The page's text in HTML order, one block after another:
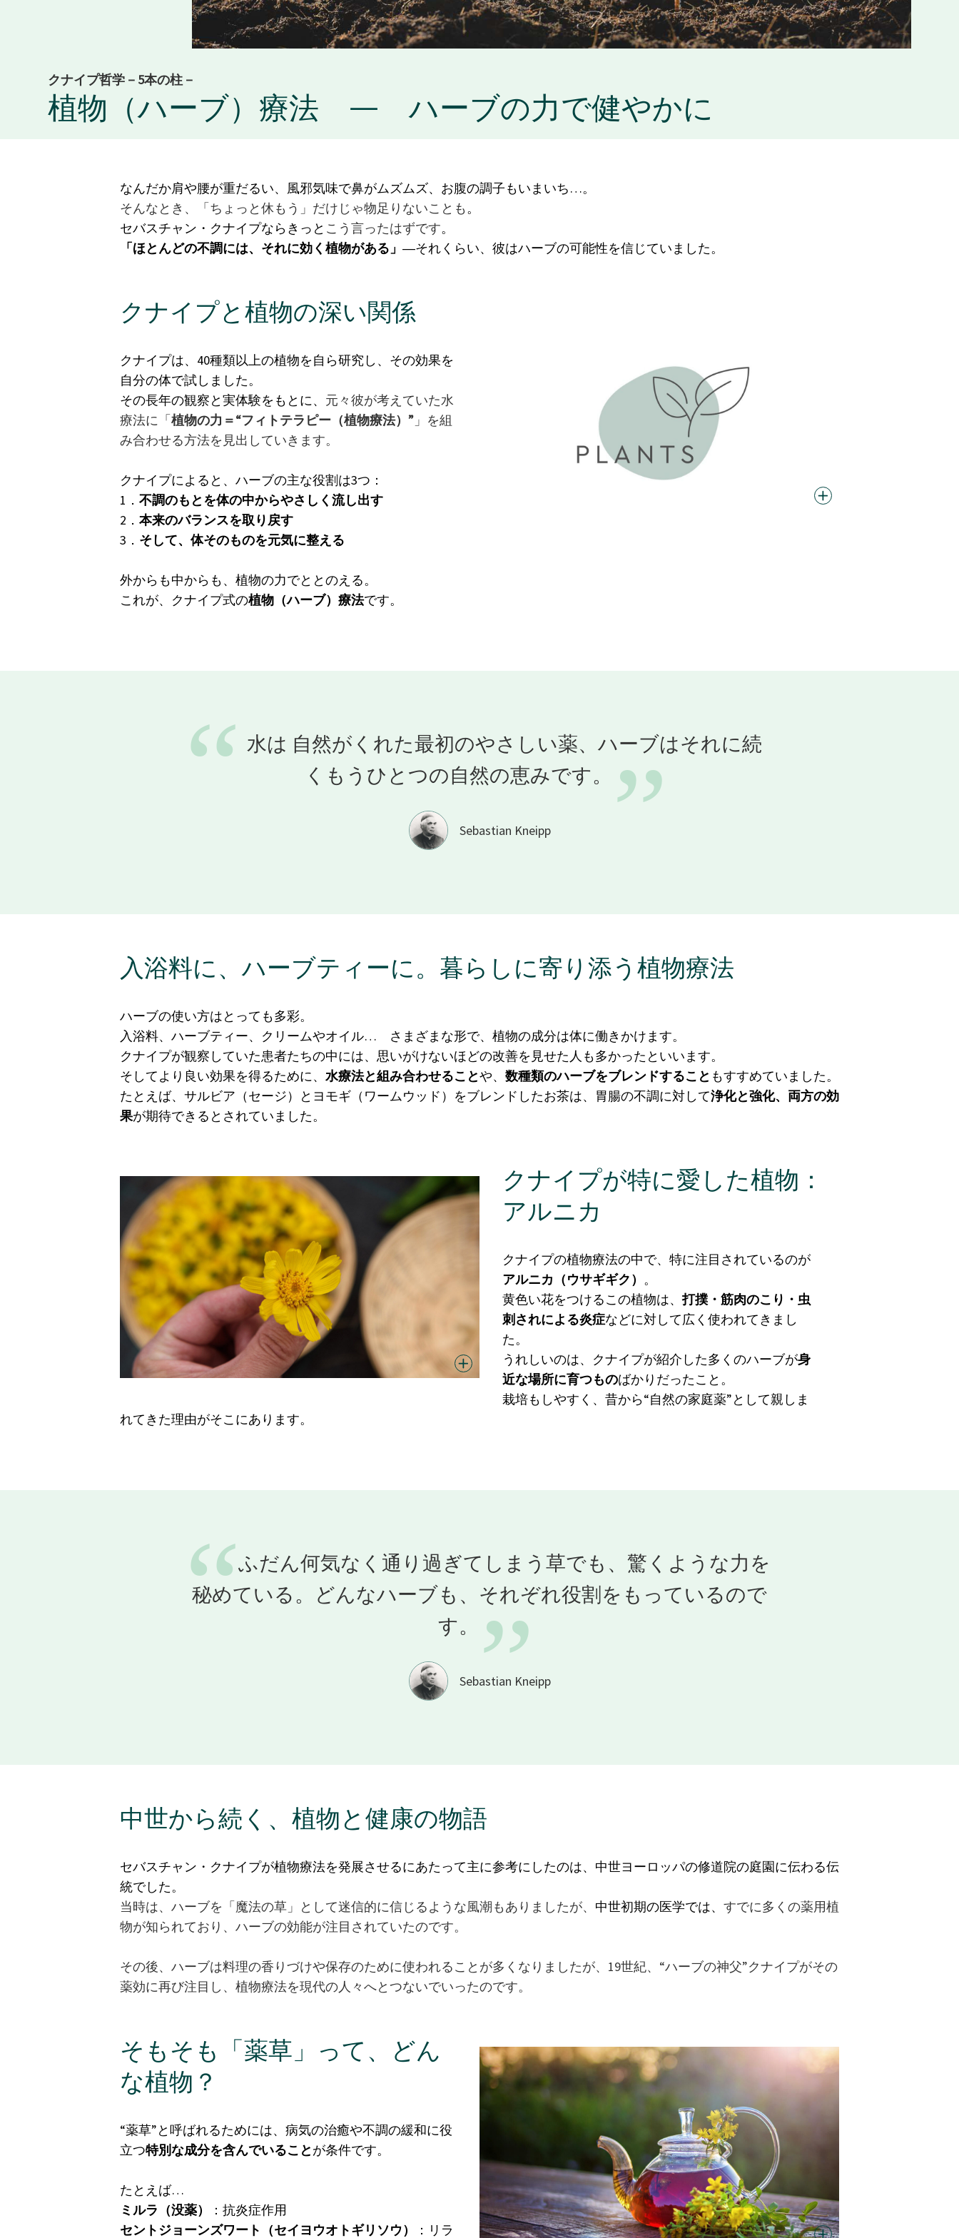
クナイプ哲学－5本の柱－
植物（ハーブ）療法 ― ハーブの力で健やかに
なんだか肩や腰が重だるい、風邪気味で鼻がムズムズ、お腹の調子もいまいち…。
そんなとき、「ちょっと休もう」だけじゃ物足りないことも。
セバスチャン・クナイプならきっと こう言ったはずです。
「ほとんどの不調には、それに効く植物がある」 ―それくらい、彼はハーブの可能性を信じていました。
クナイプと植物の深い関係
クナイプは、40種類以上の植物を自ら研究し、その効果を
自分の体で試しました。
その長年の観察と実体験をもとに、 元々彼が考えていた水
療法に「植物の力＝“フィトテラピー（植物療法）”」を組
み合わせる方法を見出していきます。
クナイプによると、ハーブの主な役割は3つ：
1． 不調のもとを体の中からやさしく流し出す
2． 本来のバランスを取り戻す
3． そして、体そのものを元気に整える
外からも中からも、植物の力でととのえる。
これが、クナイプ式の植物（ハーブ）療法です。
“ 水は 自然がくれた最初のやさしい薬、ハーブはそれに続
くもうひとつの自然の恵みです。
”
Sebastian Kneipp
入浴料に、ハーブティーに。暮らしに寄り添う植物療法
ハーブの使い方はとっても多彩。
入浴料、ハーブティー、クリームやオイル… さまざまな形で、植物の成分は体に働きかけます。
クナイプが観察していた患者たちの中には、思いがけないほどの改善を見せた人も多かったといいます。
そしてより良い効果を得るために、 水療法と組み合わせることや、 数種類のハーブをブレンドすること もすすめていました。
たとえば、サルビア（セージ）とヨモギ（ワームウッド）をブレンドしたお茶は、胃腸の不調に対して浄化と強化、両方の効
果が期待できるとされていました。
クナイプが特に愛した植物：
アルニカ
クナイプの植物療法の中で、特に注目されているのが
アルニカ（ウサギギク） 。
黄色い花をつけるこの植物は、打撲・筋肉のこり・虫
刺されによる炎症などに対して広く使われてきまし
た。
うれしいのは、クナイプが紹介した多くのハーブが身
近な場所に育つものばかりだったこと。
栽培もしやすく、昔から“自然の家庭薬”として親しま
れてきた理由がそこにあります。
“ふだん何気なく通り過ぎてしまう草でも、驚くような力を
秘めている。どんなハーブも、それぞれ役割をもっているので
す。 ”
Sebastian Kneipp
中世から続く、植物と健康の物語
セバスチャン・クナイプが植物療法を発展させるにあたって主に参考にしたのは、中世ヨーロッパの修道院の庭園に伝わる伝
統でした。
当時は、ハーブを「魔法の草」として迷信的に信じるような風潮もありましたが、 中世初期の医学では、 すでに多くの薬用植
物が知られており、ハーブの効能が注目されていたのです。
その後、ハーブは料理の香りづけや保存のために使われることが多くなりましたが、19世紀、“ハーブの神父”クナイプがその
薬効に再び注目し、植物療法を現代の人々へとつないでいったのです。
そもそも「薬草」って、どん
な植物？
“薬草”と呼ばれるためには、病気の治癒や不調の緩和に役
立つ特別な成分を含んでいることが条件です。
たとえば…
ミルラ（没薬）
：抗炎症作用
セントジョーンズワート（セイヨウオトギリソウ）
：リラ